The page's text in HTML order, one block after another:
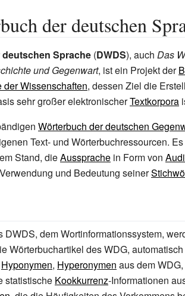
der deutschen
Sprache (DWDS), auch Das
und Gegenwart, ist ein Projekt der
Wissenschaften, dessen Ziel die
sehr großer elektronischerTextkorpora
Wörterbuch der deutschen
Text- und Wörterbuchressourcen.
Stand, dieAussprache in Form von
und Bedeutung seiner
DWDS, dem Wortinformationssystem,
Wörterbuchartikel des WDG,
Hyponymen, Hyperonymen aus dem
statistische Kookkurrenz-Informationen